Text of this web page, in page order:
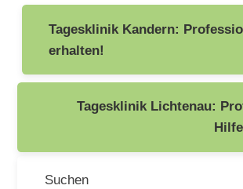
Beitragsnavigation
Tagesklinik Kandern:
erhalten!
Tagesklinik Lichtenau:
Suchen